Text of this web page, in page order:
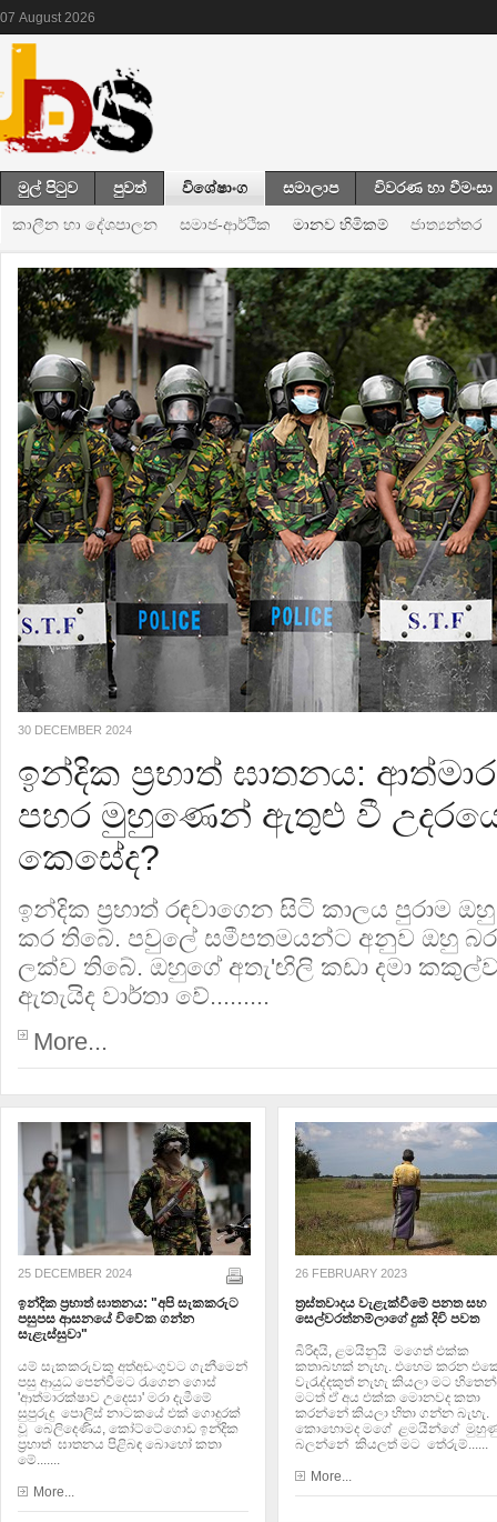
07 August 2026
මුල් පිටුව පුවත් විශේෂාංග සමාලාප විවරණ හා වීමංසා
කාලීන හා දේශපාලන සමාජ-ආර්ථික මානව හිමිකම් ජාත්‍යන්තර
30 DECEMBER 2024
ඉන්දික ප්‍රභාත් ඝාතනය:
පහර මුහුණෙන් ඇතුළු වී
කෙසේද?
ඉන්දික ප්‍රභාත් රඳවාගෙන සිටි කාලය පුරාම
කර තිබේ. පවුලේ සමීපතමයන්ට අනුව ඔහු
ලක්ව තිබේ. ඔහුගේ අතැ'ඟිලි කඩා දමා
ඇතැයිද වාර්තා වේ.........
More...
25 DECEMBER 2024
ඉන්දික ප්‍රභාත් ඝාතනය: "අපි සැකකරුට
පසුපස ආසනයේ විවේක ගන්න
සැළැස්සුවා"
යම් සැකකරුවකු අත්අඩංගුවට ගැනීමෙන්
පසු ආයුධ පෙන්වීමට රැගෙන ගොස්
'ආත්මාරක්ෂාව උදෙසා' මරා දැමීමේ
සුපුරුදු පොලිස් නාටකයේ එක් ගොදුරක්
වූ බෙලිදෙණිය, කෝට්ටේගොඩ ඉන්දික
ප්‍රභාත් ඝාතනය පිළිබඳ බොහෝ කතා
මේ.......
More...
26 FEBRUARY 2023
ත්‍රස්තවාදය වැළැක්වීමේ පනත සහ
සෙල්වරත්නම්ලාගේ දුක් දිවි පවත
බිරිඳයි, ළමයිනුයි මගෙත් එක්ක
කතාබහක් නැහැ. එහෙම කරන
වැරැද්දකුත් නැහැ කියලා මට
මටත් ඒ අය එක්ක මොනවද කතා
කරන්නේ කියලා හිතා ගන්න බැහැ.
කොහොමද මගේ ළමයින්ගේ
බලන්නේ කියලත් මට තේරුම්......
More...